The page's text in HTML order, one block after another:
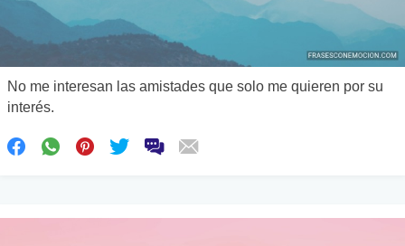
No me interesan las amistades que solo me quieren por su
interés.